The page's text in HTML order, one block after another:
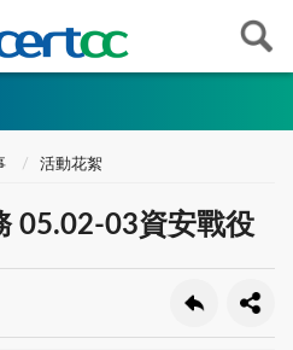
活動花絮
05.02-03資安戰役